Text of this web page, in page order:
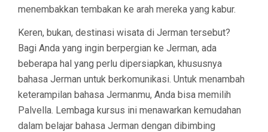
menembakkan tembakan ke arah mereka yang kabur.
Keren, bukan, destinasi wisata di Jerman tersebut?
Bagi Anda yang ingin berpergian ke Jerman, ada
beberapa hal yang perlu dipersiapkan, khususnya
bahasa Jerman untuk berkomunikasi. Untuk menambah
keterampilan bahasa Jermanmu, Anda bisa memilih
Palvella. Lembaga kursus ini menawarkan kemudahan
dalam belajar bahasa Jerman dengan dibimbing